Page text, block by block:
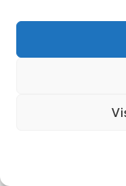
Frasi di
abitudini ·